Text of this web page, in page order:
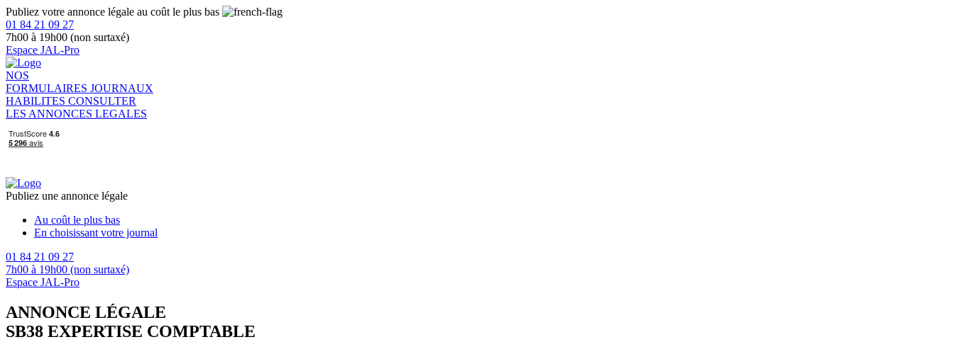
Publiez votre annonce légale au coût le plus bas
01 84 21 09 27
7h00 à 19h00 (non surtaxé)
Espace JAL-Pro
NOS
FORMULAIRES JOURNAUX
HABILITES CONSULTER
LES ANNONCES LEGALES
Publiez une annonce légale
Au coût le plus bas
En choisissant votre journal
01 84 21 09 27
7h00 à 19h00 (non surtaxé)
Espace JAL-Pro
ANNONCE LÉGALE
SB38 EXPERTISE COMPTABLE